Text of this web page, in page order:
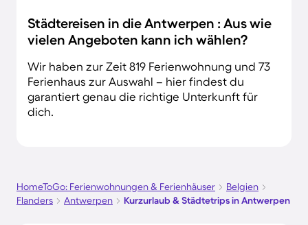
Städtereisen in die Antwerpen : Aus wie
vielen Angeboten kann ich wählen?
Wir haben zur Zeit 819 Ferienwohnung und 73
Ferienhaus zur Auswahl – hier findest du
garantiert genau die richtige Unterkunft für
dich.
HomeToGo: Ferienwohnungen & Ferienhäuser
Belgien
Flanders
Antwerpen Kurzurlaub & Städtetrips in Antwerpen